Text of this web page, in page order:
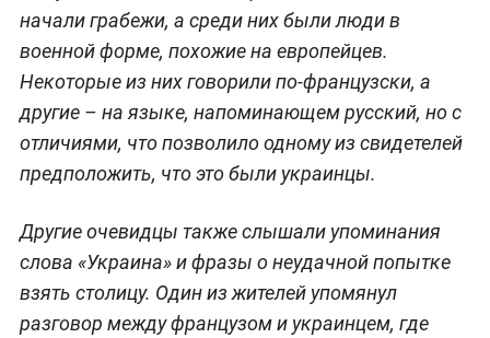
начали грабежи, а среди них были люди в
военной форме, похожие на европейцев.
Некоторые из них говорили по-французски, а
другие – на языке, напоминающем русский, но с
отличиями, что позволило одному из свидетелей
предположить, что это были украинцы.
Другие очевидцы также слышали упоминания
слова «Украина» и фразы о неудачной попытке
взять столицу. Один из жителей упомянул
разговор между французом и украинцем, где